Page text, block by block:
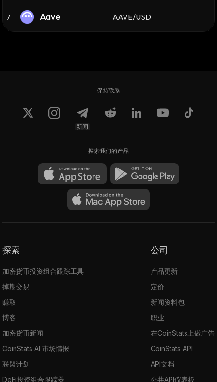
7 Aave AAVE/USD
保持联系
新闻
探索我们的产品
探索
加密货币投资组合跟踪工具
掉期交易
赚取
博客
加密货币新闻
CoinStats AI 市场情报
联盟计划
DeFi投资组合跟踪器
公司
产品更新
定价
新闻资料包
职业
在CoinStats上做广告
CoinStats API
API文档
公共API仪表板